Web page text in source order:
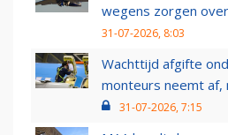
wegens zorgen
31-07-2026, 8:03
Wachttijd afgifte
monteurs neemt
31-07-2026, 7:15